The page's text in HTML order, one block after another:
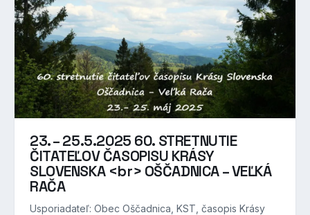
23. – 25.5.2025 60. STRETNUTIE
ČITATEĽOV ČASOPISU KRÁSY
SLOVENSKA <br> OŠČADNICA – VEĽKÁ
RAČA
Usporiadateľ: Obec Oščadnica, KST, časopis Krásy